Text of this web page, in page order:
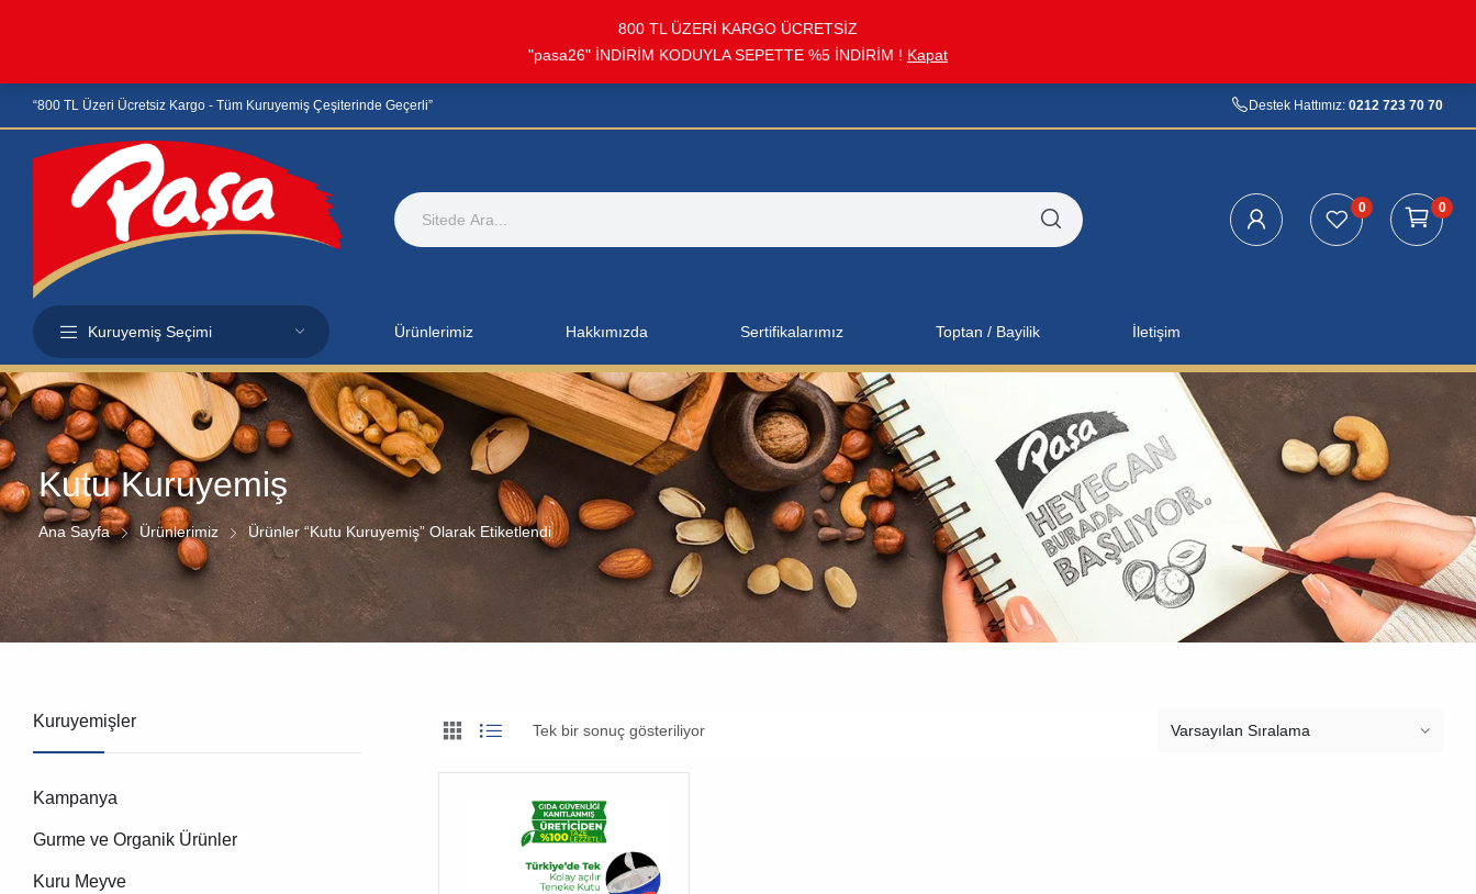
800 TL ÜZERİ KARGO ÜCRETSİZ
"pasa26" İNDİRİM KODUYLA SEPETTE %5 İNDİRİM ! Kapat
“800 TL Üzeri Ücretsiz Kargo - Tüm Kuruyemiş Çeşiterinde Geçerli” Destek Hattımız: 0212 723 70 70
0 0
Kuruyemiş Seçimi Ürünlerimiz Hakkımızda Sertifikalarımız Toptan / Bayilik İletişim
Kutu Kuruyemiş
Ana Sayfa Ürünlerimiz Ürünler “Kutu Kuruyemiş” Olarak Etiketlendi
Tek bir sonuç gösteriliyor
Kuruyemişler
Kampanya
Gurme ve Organik Ürünler
Kuru Meyve